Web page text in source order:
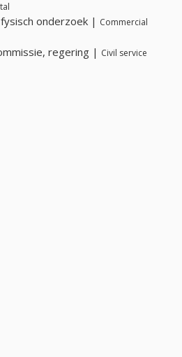
onderzoek | Commercial
regering | Civil service